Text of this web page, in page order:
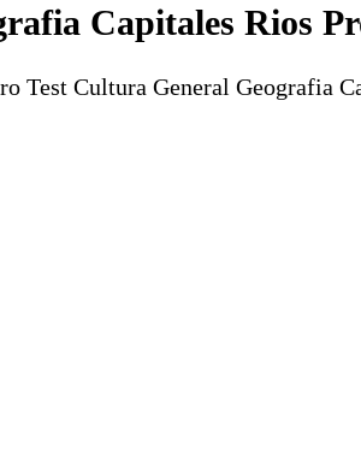
Capitales Rios
Test Cultura General Geografia